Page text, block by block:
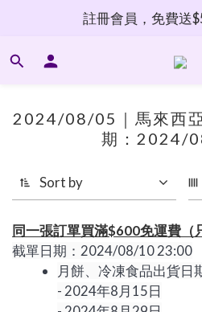
註冊會員，免費送
2024/08/05｜馬來西
期：2024/
Sort by
同一張訂單買滿$600免運費（
截單日期：2024/08/10 23:00
月餅、冷凍食品出貨日
- 2024年8月15日